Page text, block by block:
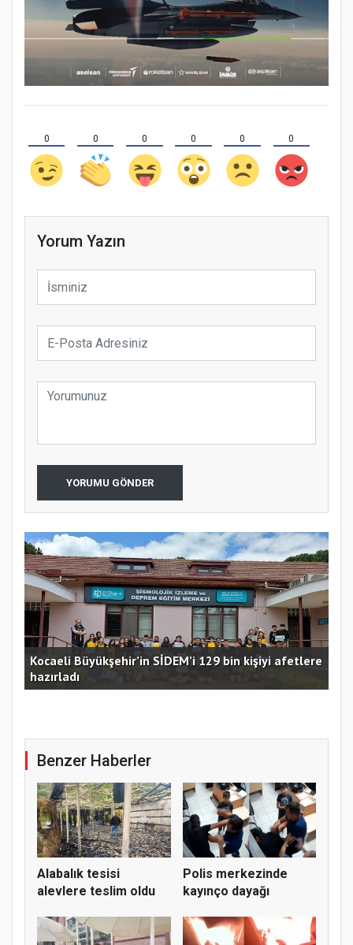
0 0 0 0 0 0
Yorum Yazın
YORUMU GÖNDER
Kocaeli Büyükşehir’in SİDEM’i 129 bin kişiyi afetlere
hazırladı
Benzer Haberler
Alabalık tesisi
alevlere teslim oldu
Polis merkezinde
kayınço dayağı